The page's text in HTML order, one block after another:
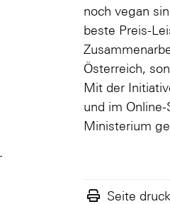
noch vegan
beste Preis-
Österreich,
Mit der
und im
Ministerium
Seite